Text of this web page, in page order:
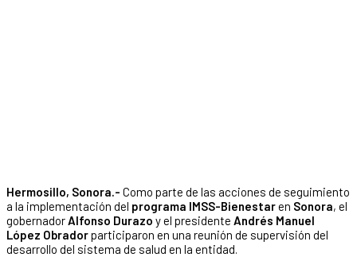
Hermosillo, Sonora.- Como parte de las acciones de seguimiento
a la implementación del programa IMSS-Bienestaren Sonora, el
gobernadorAlfonso Durazo y el presidente Andrés Manuel
López Obradorparticiparon en una reunión de supervisión del
desarrollo del sistema de salud en la entidad.